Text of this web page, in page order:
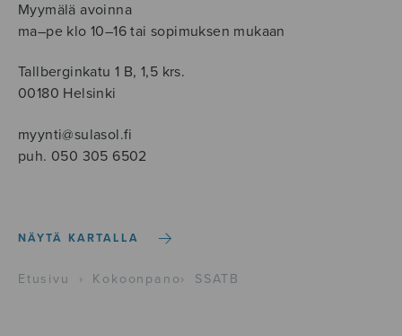
Myymälä avoinna
ma–pe klo 10–16 tai sopimuksen mukaan
Tallberginkatu 1 B, 1,5 krs.
00180 Helsinki
myynti@sulasol.fi
puh. 050 305 6502
NÄYTÄ KARTALLA
Etusivu › Kokoonpano› SSATB